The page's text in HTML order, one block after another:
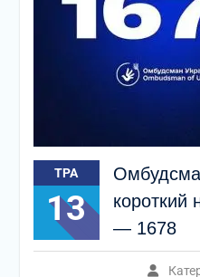
ТРА
13
короткий
— 1678